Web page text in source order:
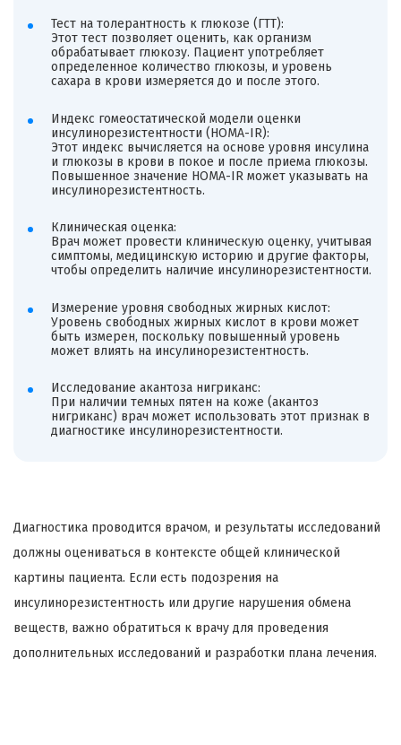
Тест на толерантность к глюкозе (ГТТ):
Этот тест позволяет оценить, как организм
обрабатывает глюкозу. Пациент употребляет
определенное количество глюкозы, и уровень
сахара в крови измеряется до и после этого.
Индекс гомеостатической модели оценки
инсулинорезистентности (HOMA-IR):
Этот индекс вычисляется на основе уровня инсулина
и глюкозы в крови в покое и после приема глюкозы.
Повышенное значение HOMA-IR может указывать на
инсулинорезистентность.
Клиническая оценка:
Врач может провести клиническую оценку, учитывая
симптомы, медицинскую историю и другие факторы,
чтобы определить наличие инсулинорезистентности.
Измерение уровня свободных жирных кислот:
Уровень свободных жирных кислот в крови может
быть измерен, поскольку повышенный уровень
может влиять на инсулинорезистентность.
Исследование акантоза нигриканс:
При наличии темных пятен на коже (акантоз
нигриканс) врач может использовать этот признак в
диагностике инсулинорезистентности.
Диагностика проводится врачом, и результаты исследований
должны оцениваться в контексте общей клинической
картины пациента. Если есть подозрения на
инсулинорезистентность или другие нарушения обмена
веществ, важно обратиться к врачу для проведения
дополнительных исследований и разработки плана лечения.